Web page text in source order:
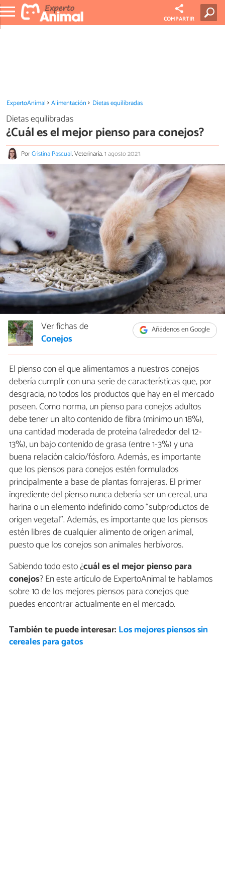
COMPARTIR
ExpertoAnimal Alimentación Dietas equilibradas
Dietas equilibradas
¿Cuál es el mejor pienso para conejos?
PorCristina Pascual, Veterinaria.1 agosto 2023
Añádenos en Google
Ver fichas de
Conejos
El pienso con el que alimentamos a nuestros conejos
debería cumplir con una serie de características que, por
desgracia, no todos los productos que hay en el mercado
poseen. Como norma, un pienso para conejos adultos
debe tener un alto contenido de fibra (mínimo un 18%),
una cantidad moderada de proteína (alrededor del 12-
13%), un bajo contenido de grasa (entre 1-3%) y una
buena relación calcio/fósforo. Además, es importante
que los piensos para conejos estén formulados
principalmente a base de plantas forrajeras. El primer
ingrediente del pienso nunca debería ser un cereal, una
harina o un elemento indefinido como “subproductos de
origen vegetal”. Además, es importante que los piensos
estén libres de cualquier alimento de origen animal,
puesto que los conejos son animales herbívoros.
Sabiendo todo esto ¿cuál es el mejor pienso para
conejos? En este artículo de ExpertoAnimal te hablamos
sobre 10 de los mejores piensos para conejos que
puedes encontrar actualmente en el mercado.
También te puede interesar: Los mejores piensos sin
cereales para gatos